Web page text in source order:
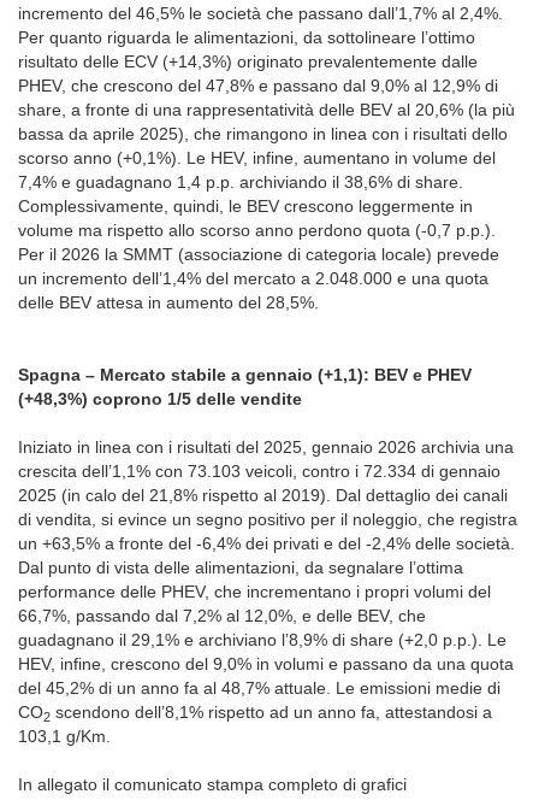
incremento del 46,5% le società che passano dall’1,7% al 2,4%.
Per quanto riguarda le alimentazioni, da sottolineare l’ottimo
risultato delle ECV (+14,3%) originato prevalentemente dalle
PHEV, che crescono del 47,8% e passano dal 9,0% al 12,9% di
share, a fronte di una rappresentatività delle BEV al 20,6% (la più
bassa da aprile 2025), che rimangono in linea con i risultati dello
scorso anno (+0,1%). Le HEV, infine, aumentano in volume del
7,4% e guadagnano 1,4 p.p. archiviando il 38,6% di share.
Complessivamente, quindi, le BEV crescono leggermente in
volume ma rispetto allo scorso anno perdono quota (-0,7 p.p.).
Per il 2026 la SMMT (associazione di categoria locale) prevede
un incremento dell’1,4% del mercato a 2.048.000 e una quota
delle BEV attesa in aumento del 28,5%.
Spagna – Mercato stabile a gennaio (+1,1): BEV e PHEV
(+48,3%) coprono 1/5 delle vendite
Iniziato in linea con i risultati del 2025, gennaio 2026 archivia una
crescita dell’1,1% con 73.103 veicoli, contro i 72.334 di gennaio
2025 (in calo del 21,8% rispetto al 2019). Dal dettaglio dei canali
di vendita, si evince un segno positivo per il noleggio, che registra
un +63,5% a fronte del -6,4% dei privati e del -2,4% delle società.
Dal punto di vista delle alimentazioni, da segnalare l’ottima
performance delle PHEV, che incrementano i propri volumi del
66,7%, passando dal 7,2% al 12,0%, e delle BEV, che
guadagnano il 29,1% e archiviano l’8,9% di share (+2,0 p.p.). Le
HEV, infine, crescono del 9,0% in volumi e passano da una quota
del 45,2% di un anno fa al 48,7% attuale. Le emissioni medie di
CO2 scendono dell’8,1% rispetto ad un anno fa, attestandosi a
103,1 g/Km.
In allegato il comunicato stampa completo di grafici